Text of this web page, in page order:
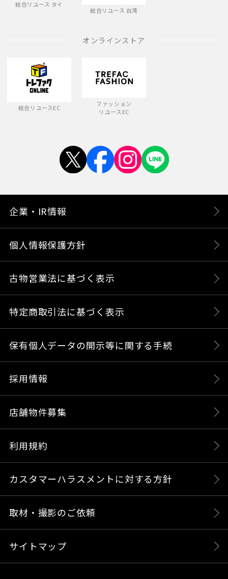
総合リユース タイ
総合リユース 台湾
オンラインストア
総合リユースEC
ファッション
リユースEC
企業・IR情報
個人情報保護方針
古物営業法に基づく表示
特定商取引法に基づく表示
保有個人データの開示等に関する手続
採用情報
店舗物件募集
利用規約
カスタマーハラスメントに対する方針
取材・撮影のご依頼
サイトマップ